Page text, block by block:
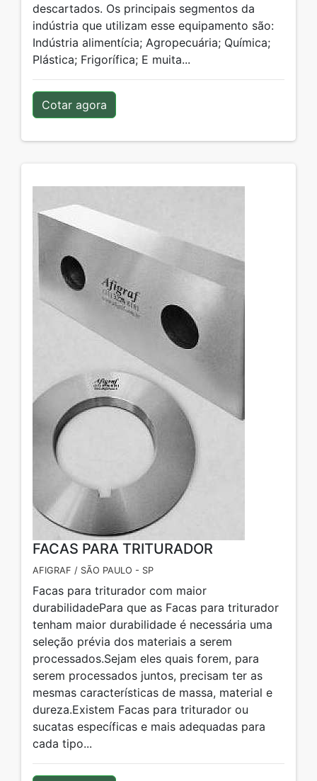
descartados. Os principais segmentos da
indústria que utilizam esse equipamento são:
Indústria alimentícia; Agropecuária; Química;
Plástica; Frigorífica; E muita...
Cotar agora
FACAS PARA TRITURADOR
AFIGRAF / SÃO PAULO - SP
Facas para triturador com maior
durabilidadePara que as Facas para triturador
tenham maior durabilidade é necessária uma
seleção prévia dos materiais a serem
processados.Sejam eles quais forem, para
serem processados juntos, precisam ter as
mesmas características de massa, material e
dureza.Existem Facas para triturador ou
sucatas específicas e mais adequadas para
cada tipo...